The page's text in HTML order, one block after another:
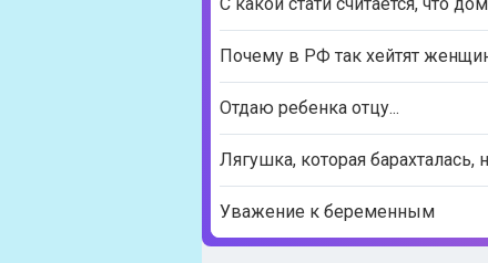
Почему в РФ так хейтят
Отдаю ребенка отцу...
Лягушка, которая барахталась,
Уважение к беременным